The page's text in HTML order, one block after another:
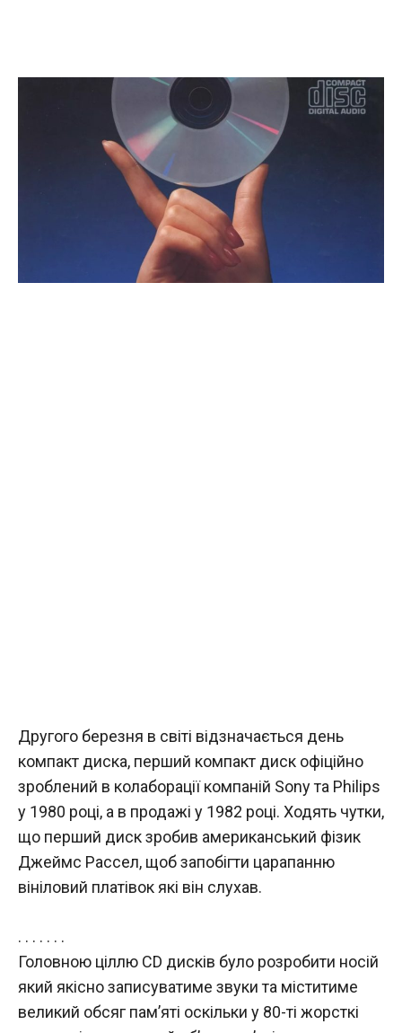
Другого березня в світі відзначається день
компакт диска, перший компакт диск офіційно
зроблений в колаборації компаній Sony та Philips
у 1980 році, а в продажі у 1982 році. Ходять чутки,
що перший диск зробив американський фізик
Джеймс Рассел, щоб запобігти царапанню
вініловий платівок які він слухав.
. . . . . . .
Головною ціллю CD дисків було розробити носій
який якісно записуватиме звуки та міститиме
великий обсяг пам’яті оскільки у 80-ті жорсткі